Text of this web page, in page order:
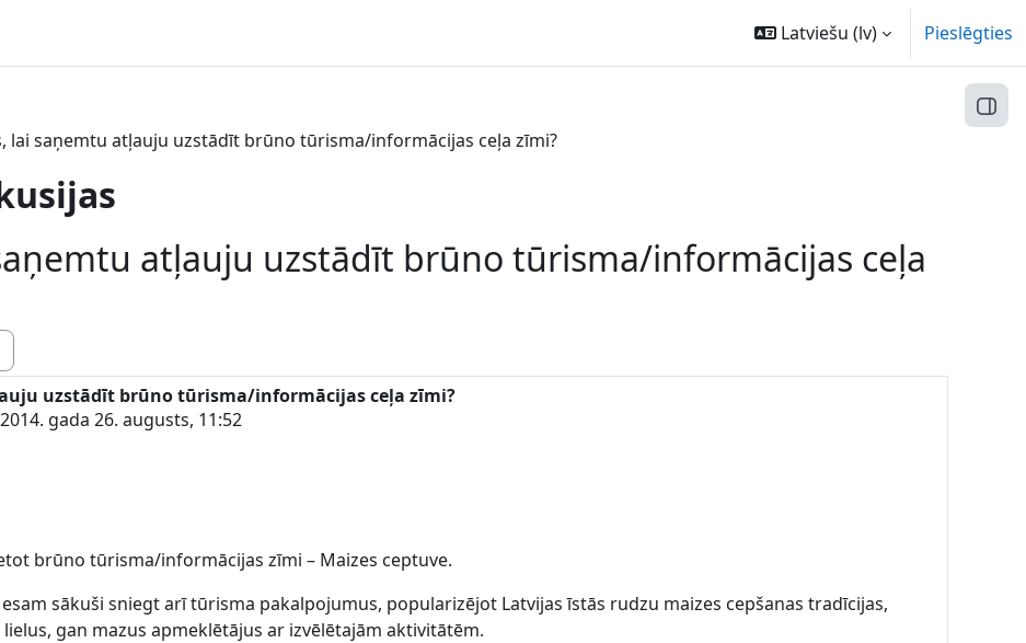
Latviešu ‎(lv)‎ Pieslēgties
lai saņemtu atļauju uzstādīt brūno tūrisma/informācijas ceļa zīmi?
atļauju uzstādīt brūno tūrisma/informācijas ceļa
uzstādīt brūno tūrisma/informācijas ceļa zīmi?
gada 26. augusts, 11:52
brūno tūrisma/informācijas zīmi – Maizes ceptuve.
sākuši sniegt arī tūrisma pakalpojumus, popularizējot Latvijas īstās rudzu maizes cepšanas tradīcijas,
gan mazus apmeklētājus ar izvēlētajām aktivitātēm.